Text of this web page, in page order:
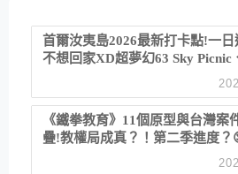
首爾汝夷島2026最新打卡點!一日
不想回家XD超夢幻63 Sky Picnic
津帝王蟹大餐、《淚之女王》拍
《鐵拳教育》11個原型與台灣案
疊!教權局成真？！第二季進度？